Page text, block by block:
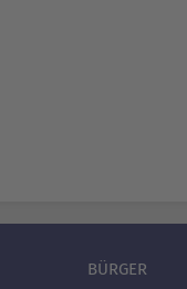
BÜRGER